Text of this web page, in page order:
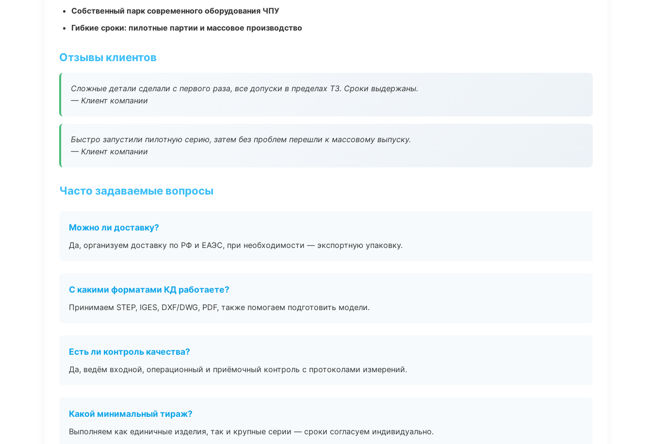
Собственный парк современного оборудования ЧПУ
Гибкие сроки: пилотные партии и массовое производство
Отзывы клиентов
Сложные детали сделали с первого раза, все допуски в пределах ТЗ. Сроки выдержаны.
— Клиент компании
Быстро запустили пилотную серию, затем без проблем перешли к массовому выпуску.
— Клиент компании
Часто задаваемые вопросы
Можно ли доставку?
Да, организуем доставку по РФ и ЕАЭС, при необходимости — экспортную упаковку.
С какими форматами КД работаете?
Принимаем STEP, IGES, DXF/DWG, PDF, также помогаем подготовить модели.
Есть ли контроль качества?
Да, ведём входной, операционный и приёмочный контроль с протоколами измерений.
Какой минимальный тираж?
Выполняем как единичные изделия, так и крупные серии — сроки согласуем индивидуально.